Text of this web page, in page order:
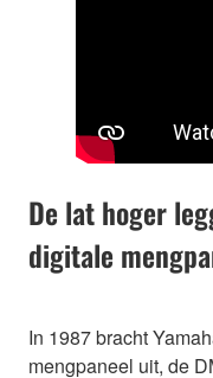
De lat hoger
digitale
In 1987 bracht
mengpaneel uit, de